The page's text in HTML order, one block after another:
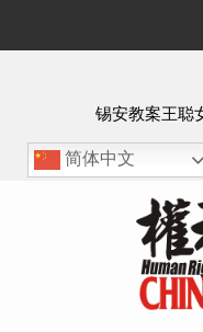
锡安教案王聪
简体中文